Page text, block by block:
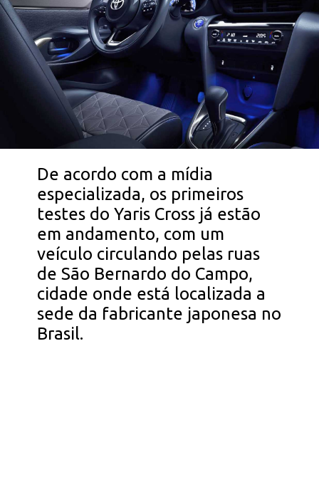
De acordo com a mídia
especializada, os primeiros
testes do Yaris Cross já estão
em andamento, com um
veículo circulando pelas ruas
de São Bernardo do Campo,
cidade onde está localizada a
sede da fabricante japonesa no
Brasil.